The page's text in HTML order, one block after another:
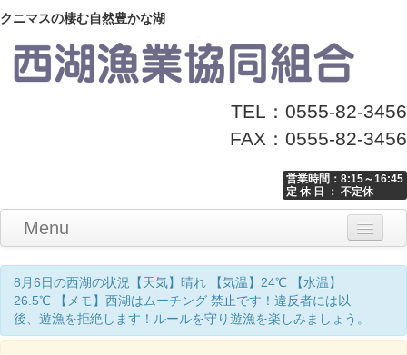
クニマスの棲む自然豊かな湖
TEL：0555-82-3456
FAX：0555-82-3456
営業時間：8:15～16:45
定 休 日 ： 不定休
Menu
Home
釣り情報
マナーとお願い
クニマス展示館
漁協からのお知らせ
お問い合わせ
8月6日の西湖の状況【天気】晴れ 【気温】24℃ 【水温】
26.5℃ 【メモ】西湖はムーチング 禁止です！違反者には以
後、遊漁を拒絶します！ルールを守り遊漁を楽しみましょう。